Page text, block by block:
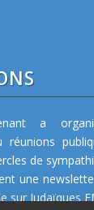
a
réunions
de
une
sur Judaïques